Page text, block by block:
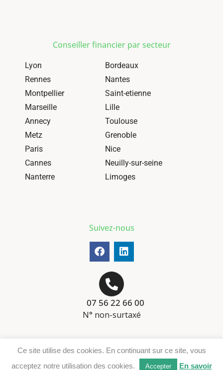
Conseiller financier par secteur
Lyon
Bordeaux
Rennes
Nantes
Montpellier
Saint-etienne
Marseille
Lille
Annecy
Toulouse
Metz
Grenoble
Paris
Nice
Cannes
Neuilly-sur-seine
Nanterre
Limoges
Suivez-nous
07 56 22 66 00
N° non-surtaxé
Téléchargement DER
Ce site utilise des cookies. En continuant sur ce site, vous
acceptez notre utilisation des cookies.
Accepter En savoir